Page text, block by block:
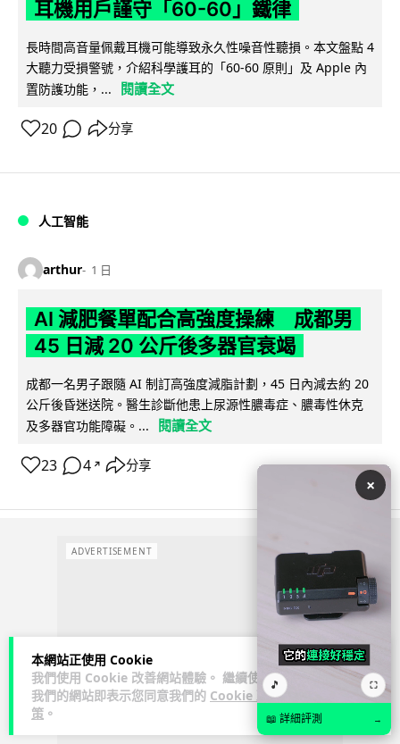
本網站正使用 Cookie
我們使用 Cookie 改善網站體驗。 繼續使用
我們的網站即表示您同意我們的 Cookie 政
策 。
耳機用戶謹守「60-60」鐵律
長時間高音量佩戴耳機可能導致永久性噪音性聽損。本文盤點 4
大聽力受損警號，介紹科學護耳的「60-60 原則」及 Apple 內
置防護功能，...
閱讀全文
20 分享
人工智能
arthur 1 日
AI 減肥餐單配合高強度操練 成都男
45 日減 20 公斤後多器官衰竭
成都一名男子跟隨 AI 制訂高強度減脂計劃，45 日內減去約 20
公斤後昏迷送院。醫生診斷他患上尿源性膿毒症、膿毒性休克
及多器官功能障礙。...
閱讀全文
23 4 ↗ 分享
ADVERTISEMENT
×
🎵 ⛶
📖 詳細評測 →